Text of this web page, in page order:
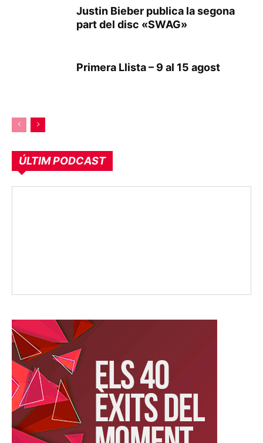
Justin Bieber publica la segona
part del disc «SWAG»
Primera Llista – 9 al 15 agost
ÚLTIM PODCAST